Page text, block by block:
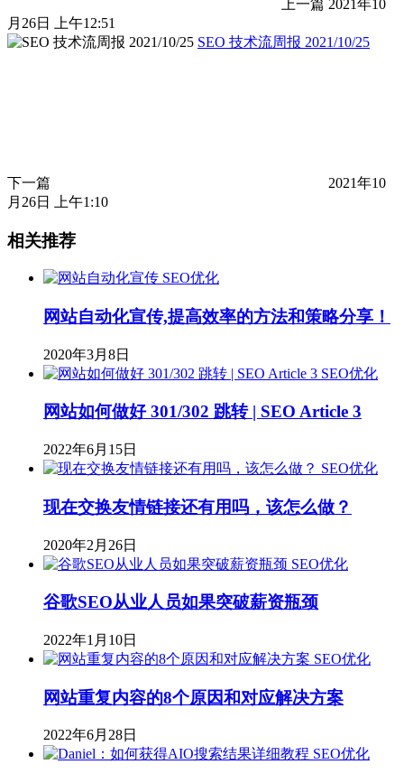
上一篇 2021年10
月26日 上午12:51
SEO 技术流周报 2021/10/25
下一篇
2021年10
月26日 上午1:10
相关推荐
SEO优化
网站自动化宣传,提高效率的方法和策略分享！
2020年3月8日
SEO优化
网站如何做好 301/302 跳转 | SEO Article 3
2022年6月15日
SEO优化
现在交换友情链接还有用吗，该怎么做？
2020年2月26日
SEO优化
谷歌SEO从业人员如果突破薪资瓶颈
2022年1月10日
SEO优化
网站重复内容的8个原因和对应解决方案
2022年6月28日
SEO优化